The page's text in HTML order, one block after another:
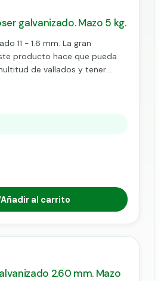
galvanizado. Mazo 5 kg.
11 - 1.6 mm. La gran
producto hace que pueda
de vallados y tener
Añadir al carrito
2.60 mm. Mazo